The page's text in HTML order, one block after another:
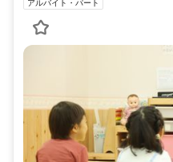
アルバイト・パート